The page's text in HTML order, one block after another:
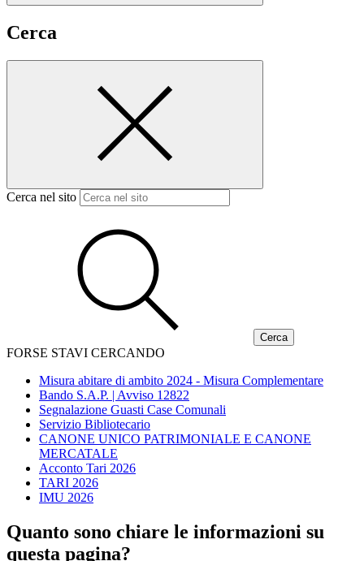
Cerca
Cerca nel sito
FORSE STAVI CERCANDO
Misura abitare di ambito 2024 - Misura Complementare
Bando S.A.P. | Avviso 12822
Segnalazione Guasti Case Comunali
Servizio Bibliotecario
CANONE UNICO PATRIMONIALE E CANONE
MERCATALE
Acconto Tari 2026
TARI 2026
IMU 2026
Quanto sono chiare le informazioni su
questa pagina?